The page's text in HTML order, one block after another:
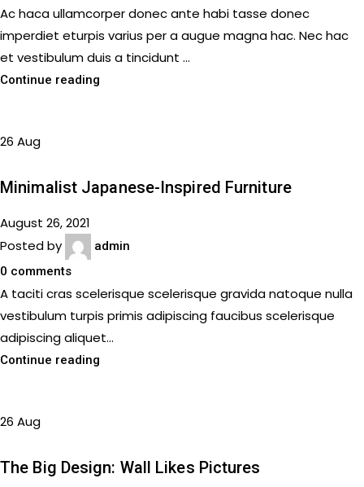
Ac haca ullamcorper donec ante habi tasse donec
imperdiet eturpis varius per a augue magna hac. Nec hac
et vestibulum duis a tincidunt ...
Continue reading
26 Aug
Minimalist Japanese-Inspired Furniture
August 26, 2021
Posted by
admin
0 comments
A taciti cras scelerisque scelerisque gravida natoque nulla
vestibulum turpis primis adipiscing faucibus scelerisque
adipiscing aliquet...
Continue reading
26 Aug
The Big Design: Wall Likes Pictures